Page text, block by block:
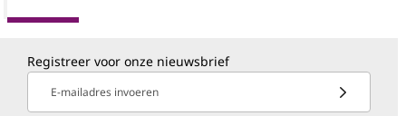
Registreer voor onze nieuwsbrief
E-mailadres invoeren